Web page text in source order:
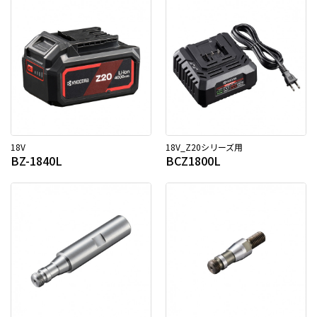
18V
BZ-1840L
18V_Z20シリーズ用
BCZ1800L